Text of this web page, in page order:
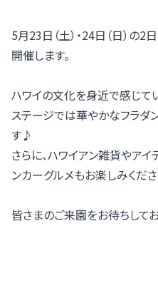
5月23日（土）・24日（日）の2
開催します。
ハワイの文化を身近で感じて
ステージでは華やかなフラダ
す♪
さらに、ハワイアン雑貨やア
ンカーグルメもお楽しみくだ
皆さまのご来園をお待ちして